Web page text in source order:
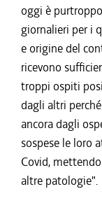
oggi è
giornalieri per i
e origine del
ricevono
troppi ospiti
dagli altri
ancora dagli
sospese le loro
Covid,
altre patologie".